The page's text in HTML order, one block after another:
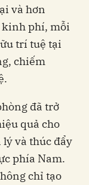
và hơn
kinh phí, mỗi
trí tuệ tại
chiếm
đã trở
quả cho
và thúc đẩy
phía Nam.
chỉ tạo